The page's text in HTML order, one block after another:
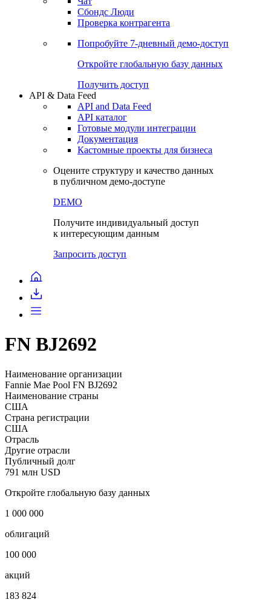
Сбондс Люди
Проверка контрагента
Попробуйте 7-дневный демо-доступ
Откройте глобальную базу данных
Получить доступ
API & Data Feed
API and Data Feed
API каталог
Готовые модули интеграции
Документация
Кастомные проекты для бизнеса
Оцените структуру и качество данных
в публичном демо-доступе
DEMO
Получите индивидуальный доступ
к интересующим данным
Запросить доступ
FN BJ2692
Наименование организации
Fannie Mae Pool FN BJ2692
Наименование страны
США
Страна регистрации
США
Отрасль
Другие отрасли
Публичный долг
791 млн USD
Откройте глобальную базу данных
1 000 000
облигаций
100 000
акций
183 824